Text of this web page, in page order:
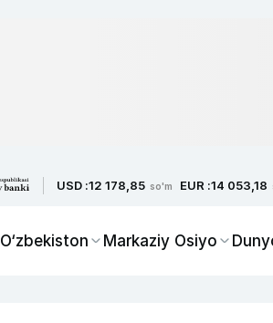
USD :12 178,85 so'm EUR :14 053,18
O‘zbekiston Markaziy Osiyo